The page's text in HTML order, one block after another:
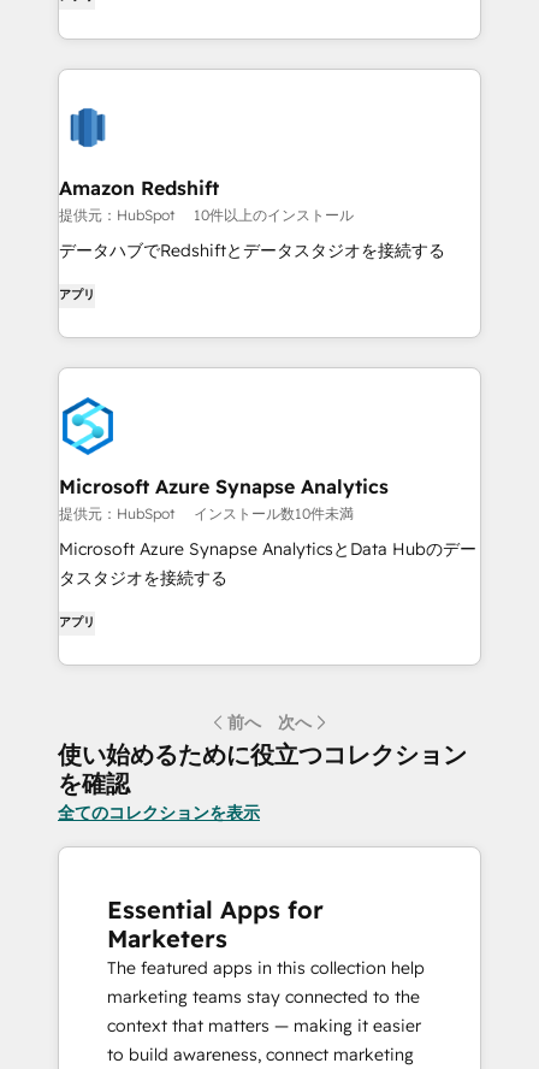
Amazon Redshift
提供元：HubSpot 10件以上のインストール
データハブでRedshiftとデータスタジオを接続する
アプリ
Microsoft Azure Synapse Analytics
提供元：HubSpot インストール数10件未満
Microsoft Azure Synapse AnalyticsとData Hubのデー
タスタジオを接続する
アプリ
前へ 次へ
使い始めるために役立つコレクション
を確認
全てのコレクションを表示
Essential Apps for
Marketers
The featured apps in this collection help
marketing teams stay connected to the
context that matters — making it easier
to build awareness, connect marketing